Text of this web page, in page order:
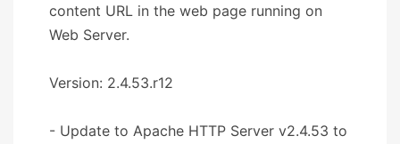
content URL in the web page running on
Web Server.
Version: 2.4.53.r12
- Update to Apache HTTP Server v2.4.53 to